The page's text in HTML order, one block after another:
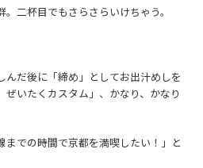
二杯目でもさらさらいけちゃう。
んだ後に「締め」としてお出汁めしを
いたくカスタム」、かなり、かなり
までの時間で京都を満喫したい！」と